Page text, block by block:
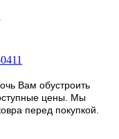
Вам обустроить
цены. Мы
перед покупкой.